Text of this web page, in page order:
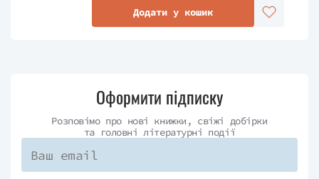
Додати у кошик
Оформити підписку
Розповімо про нові книжки, свіжі добірки
та головні літературні події